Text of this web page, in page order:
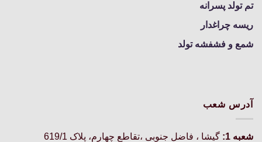
تم تولد پسرانه
ریسه چراغدار
شمع و فشفشه تولد
آدرس شعب
شعبه 1: گيشا ، فاضل جنوبی ،تقاطع چهارم، پلاک 619/1